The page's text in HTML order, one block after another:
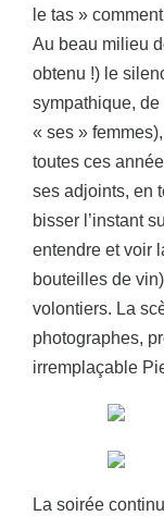
le tas »
Au beau milieu
obtenu !) le
sympathique,
« ses »
toutes ces
ses adjoints, en
bisser l’instant
entendre et voir
bouteilles de
volontiers. La
photographes,
irremplaçable
La soirée